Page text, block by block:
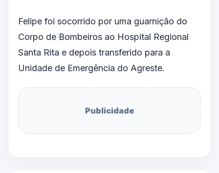
Felipe foi socorrido por uma guarnição do
Corpo de Bombeiros ao Hospital Regional
Santa Rita e depois transferido para a
Unidade de Emergência do Agreste.
Publicidade